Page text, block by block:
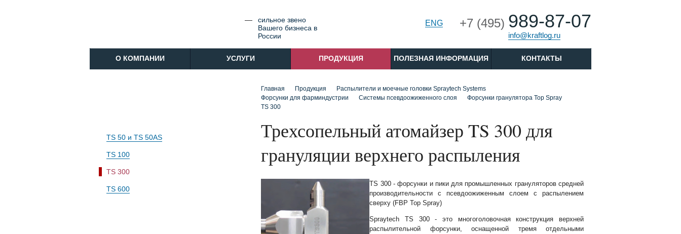
cильное звено
Вашего бизнеса в
России
+7 (495) 989-87-07
info@kraftlog.ru
ENG
O КОМПАНИИ УСЛУГИ ПРОДУКЦИЯ ПОЛЕЗНАЯ ИНФОРМАЦИЯ КОНТАКТЫ
TS 50 и TS 50AS
TS 100
TS 300
TS 600
Главная Продукция
Распылители и моечные головки Spraytech Systems
Форсунки для фарминдустрии
Системы псевдоожиженного слоя
Форсунки гранулятора Top Spray
TS 300
Трехсопельный атомайзер TS 300 для
грануляции верхнего распыления
TS 300 - форсунки и пики для промышленных грануляторов средней
производительности с псевдоожиженным слоем с распылением
сверху (FBP Top Spray)
Spraytech TS 300 - это многоголовочная конструкция верхней
распылительной форсунки, оснащенной тремя отдельными